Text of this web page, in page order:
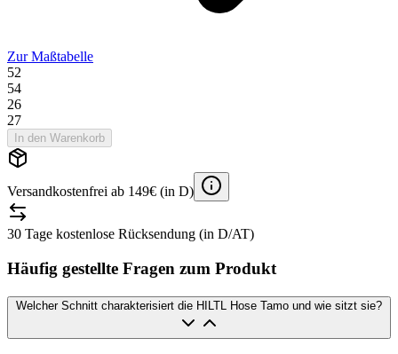
Zur Maßtabelle
52
54
26
27
In den Warenkorb
Versandkostenfrei ab 149€ (in D)
30 Tage kostenlose Rücksendung (in D/AT)
Häufig gestellte Fragen zum Produkt
Welcher Schnitt charakterisiert die HILTL Hose Tamo und wie sitzt sie?